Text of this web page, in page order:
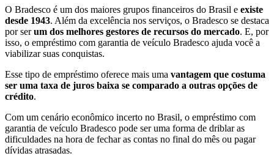
O Bradesco é um dos maiores grupos financeiros do Brasil e existe
desde 1943. Além da excelência nos serviços, o Bradesco se destaca
por serum dos melhores gestores de recursos do mercado. E, por
isso, o empréstimo com garantia de veículo Bradesco ajuda você a
viabilizar suas conquistas.
Esse tipo de empréstimo oferece mais uma vantagem que costuma
ser uma taxa de juros baixa se comparado a outras opções de
crédito.
Com um cenário econômico incerto no Brasil, o empréstimo com
garantia de veículo Bradesco pode ser uma forma de driblar as
dificuldades na hora de fechar as contas no final do mês ou pagar
dívidas atrasadas.